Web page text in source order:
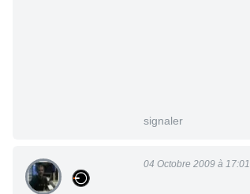
signaler
04 Octobre 2009 à 17:01